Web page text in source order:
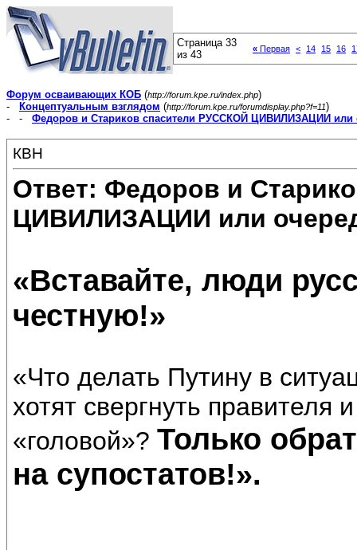
Страница 33
из 43
« Первая < 14 15 16
Форум осваивающих КОБ (http://forum.kpe.ru/index.php)
-
Концептуальным взглядом (http://forum.kpe.ru/forumdisplay.php?f=11)
- - Федоров и Стариков спасители РУССКОЙ ЦИВИЛИЗАЦИИ или
КВН
Ответ: Федоров и
ЦИВИЛИЗАЦИИ или
«Вставайте, люди
честную!»
«Что делать Путину в
хотят свергнуть правителя
«головой»? Только
на супостатов!».